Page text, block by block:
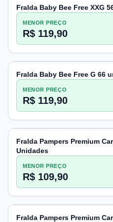
Fralda Baby Bee Free XXG
MENOR PREÇO
R$ 119,90
Fralda Baby Bee Free G 66
MENOR PREÇO
R$ 119,90
Fralda Pampers Premium
Unidades
MENOR PREÇO
R$ 109,90
Fralda Pampers Premium